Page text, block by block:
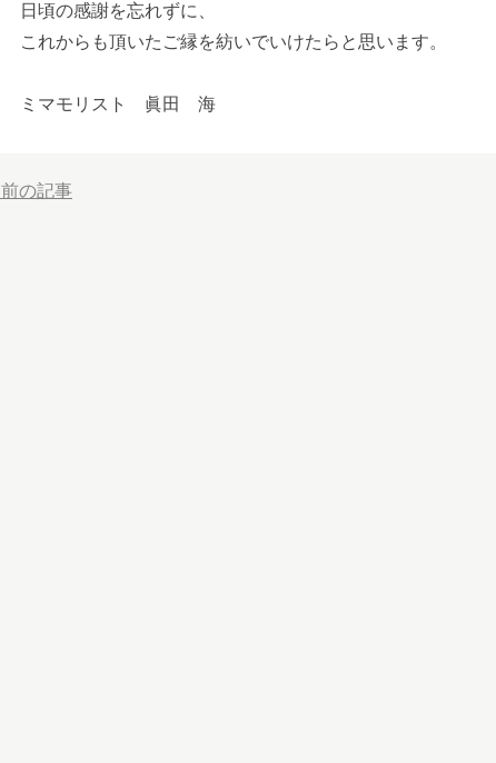
日頃の感謝を忘れずに、
これからも頂いたご縁を紡いでいけたらと思います。
ミマモリスト 眞田 海
前の記事